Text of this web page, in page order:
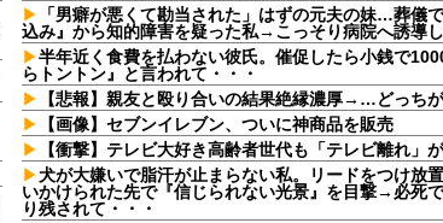
「男癖が悪くて勘当された」はずの元夫の妹…葬儀
込み』から知的障害を疑った私→こっそり病院へ誘導
半年近く食費を払わない彼氏。催促したら小銭で
らトントン』と言われて・・・
【悲報】親友と殴り合いの結果絶縁濃厚→…どっち
【画像】セブンイレブン、ついに神商品を販売
【衝撃】テレビ大好き高齢者世代も「テレビ離れ」
犬が大嫌いで脂汗が止まらない私。リードをつけ放
いかけられた先で『信じられない光景』を目撃→必死
り残されて・・・